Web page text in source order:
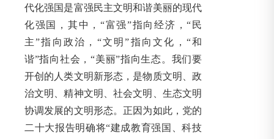
代化强国是富强民主文明和谐美丽的现代
化强国，其中，“富强”指向经济，“民
主”指向政治，“文明”指向文化，“和
谐”指向社会，“美丽”指向生态。我们要
开创的人类文明新形态，是物质文明、政
治文明、精神文明、社会文明、生态文明
协调发展的文明形态。正因为如此，党的
二十大报告明确将“建成教育强国、科技